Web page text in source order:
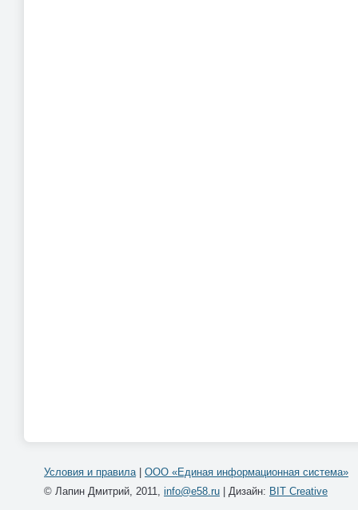
Условия и правила|
ООО «Единая информационная система»
© Лапин Дмитрий, 2011, info@e58.ru | Дизайн: BIT Creative